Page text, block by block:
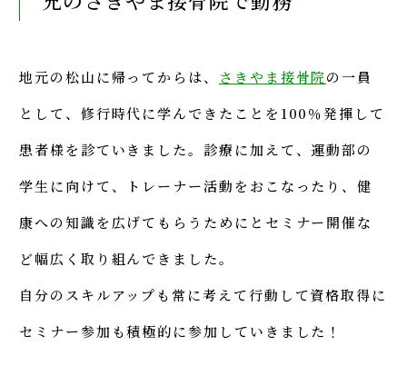
地元の松山に帰ってからは、 さきやま接骨院の一員
として、修行時代に学んできたことを100％発揮して
患者様を診ていきました。診療に加えて、運動部の
学生に向けて、トレーナー活動をおこなったり、健
康への知識を広げてもらうためにとセミナー開催な
ど幅広く取り組んできました。
自分のスキルアップも常に考えて行動して資格取得に
セミナー参加も積極的に参加していきました！